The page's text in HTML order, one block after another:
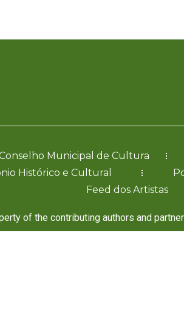
Municipal de Cultura
Histórico e Cultural
Feed dos Artistas
of the contributing authors and